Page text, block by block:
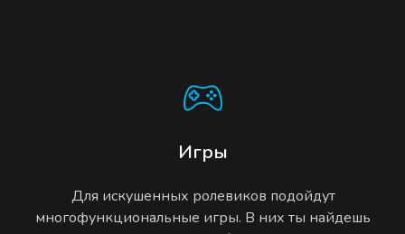
Игры
Для искушенных ролевиков подойдут
многофункциональные игры. В них ты найдешь